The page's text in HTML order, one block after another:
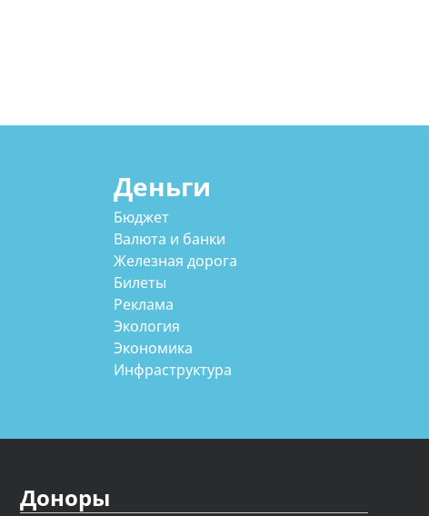
Деньги
Бюджет
Валюта и банки
Железная дорога
Билеты
Реклама
Экология
Экономика
Инфраструктура
Доноры